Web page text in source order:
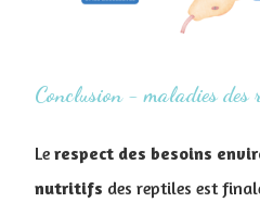
Conclusion - maladies des
Le respect des besoins
nutritifs des reptiles est